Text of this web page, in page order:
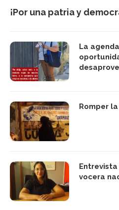
¡Por una patria y
La
Romper
vocera